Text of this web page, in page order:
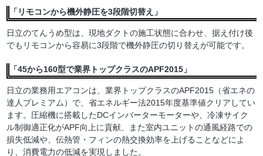
「リモコンから機外静圧を3段階切替え」
日立のてんうめ型は、現地ダクトの施工状態に合わせ、据え付け後
でもリモコンから容易に3段階で機外静圧の切り替えが可能です。
「45から160型で業界トップクラスのAPF2015」
日立の業務用エアコンは、業界トップクラスのAPF2015（省エネの
達人プレミアム）で、省エネルギー法2015年度基準値クリアしてい
ます。圧縮機に搭載したDCインバーターモーターや、冷凍サイク
ル制御適正化がAPF向上に貢献、また室内ユニットの通風経路での
損失低減や、伝熱管・フィンの熱交換効率を上げることなどによ
り、消費電力の低減を実現しました。